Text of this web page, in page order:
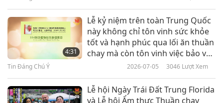
Tin Đáng Chú Ý 2021-07-11 3936 Lượt Xem
12
Tin Đáng Chú Ý
Tin Đáng Chú Ý 2021-07-12 2990 Lượt Xem
4:31
Lễ kỷ niệm trên toàn Trung Quốc
này không chỉ tôn vinh sức khỏe
tốt và hạnh phúc qua lối ăn thuần
chay mà còn tôn vinh việc bảo vệ
sinh mạng của người-thân-động
Tin Đáng Chú Ý 2026-07-05 3046 Lượt Xem
Lễ hội Ngày Trái Đất Trung Florida
và Lễ hội Ẩm thực Thuần chay